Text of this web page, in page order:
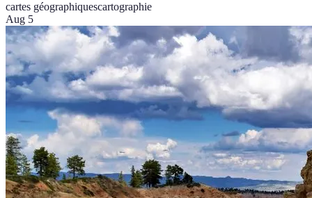
cartes géographiquescartographie
Aug 5